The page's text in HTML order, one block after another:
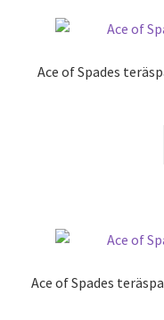
Ace of Spades
Ace of Spades